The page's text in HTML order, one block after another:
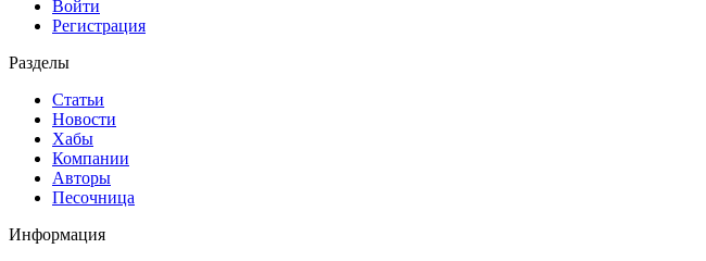
Войти
Регистрация
Разделы
Статьи
Новости
Хабы
Компании
Авторы
Песочница
Информация